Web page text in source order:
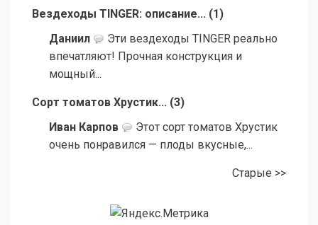
Вездеходы TINGER: описание... (1 )
Даниил
Эти вездеходы TINGER реально
впечатляют! Прочная конструкция и
мощный...
Сорт томатов Хрустик... (3)
Иван Карпов
Этот сорт томатов Хрустик
очень понравился — плоды вкусные,...
Старые >>